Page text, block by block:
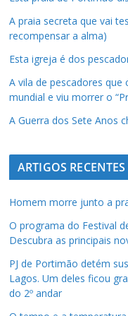
pub
A praia secreta que vai
recompensar a alma)
Esta igreja é dos
A vila de pescadores
mundial e viu morrer o
A Guerra dos Sete Anos
ARTIGOS RECENTES
Homem morre junto a
O programa do Festival
Descubra as principais
PJ de Portimão detém
Lagos. Um deles ficou
do 2º andar